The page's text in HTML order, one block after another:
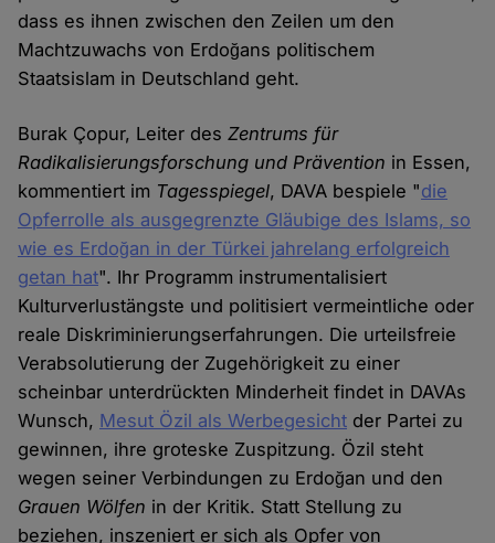
dass es ihnen zwischen den Zeilen um den
Machtzuwachs von Erdoğans politischem
Staatsislam in Deutschland geht.
Burak Çopur, Leiter desZentrums für
Radikalisierungsforschung und Prävention in Essen,
kommentiert im Tagesspiegel, DAVA bespiele "die
Opferrolle als ausgegrenzte Gläubige des Islams, so
wie es Erdoğan in der Türkei jahrelang erfolgreich
getan hat". Ihr Programm instrumentalisiert
Kulturverlustängste und politisiert vermeintliche oder
reale Diskriminierungserfahrungen. Die urteilsfreie
Verabsolutierung der Zugehörigkeit zu einer
scheinbar unterdrückten Minderheit findet in DAVAs
Wunsch, Mesut Özil als Werbegesicht der Partei zu
gewinnen, ihre groteske Zuspitzung. Özil steht
wegen seiner Verbindungen zu Erdoğan und den
Grauen Wölfen in der Kritik. Statt Stellung zu
beziehen, inszeniert er sich als Opfer von